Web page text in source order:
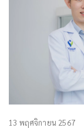
13 พฤศจิกายน 2567